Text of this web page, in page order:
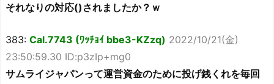
それなりの対応()されましたか？ｗ
383: Cal.7743 (ﾜｯﾁｮｲ bbe3-KZzq) 2022/10/21(金)
23:50:59.30 ID:p3zIp+mg0
サムライジャパンって運営資金のために投げ銭くれを毎回